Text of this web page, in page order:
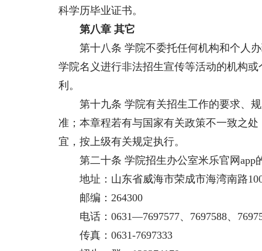
科学历毕业证书。
第八章 其它
第十八条 学院不委托任何机构和个人办
学院名义进行非法招生宣传等活动的机构
利。
第十九条 学院有关招生工作的要求、规
准；本章程若有与国家有关政策不一致之
宜，按上级有关规定执行。
第二十条 学院招生办公室米乐官网app
地址：山东省威海市荣成市海湾南路
邮编：264300
电话：0631—7697577、7697588、
传真：0631-7697333